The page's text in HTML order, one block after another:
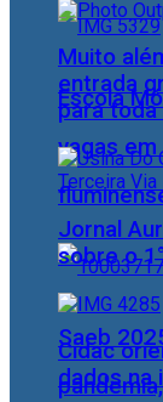
Escola
vagas
Saeb
Muito
entrada
para toda
Jornal
sobre o
Cidac
dados na